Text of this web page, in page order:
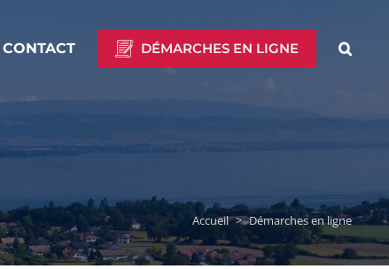
CONTACT DÉMARCHES EN LIGNE
Accueil > Démarches en ligne